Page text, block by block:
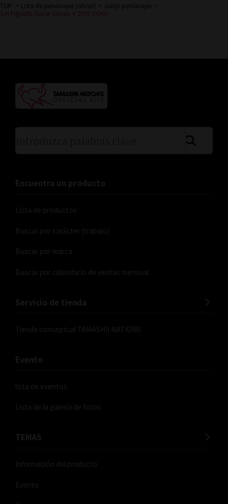
TOP
Lista de personajes (obras)
Jump personajes
S.H.Figuarts Super Saiyan 4 SON GOKU
Busque en el sitio utilizando
Encuentra un producto
Lista de productos
Buscar por carácter (trabajo)
Buscar por marca
Buscar por calendario de ventas mensual
Servicio de tienda
Tienda conceptual TAMASHII NATIONS
Evento
lista de eventos
Lista de la galería de fotos
TEMAS
Información del producto
Evento